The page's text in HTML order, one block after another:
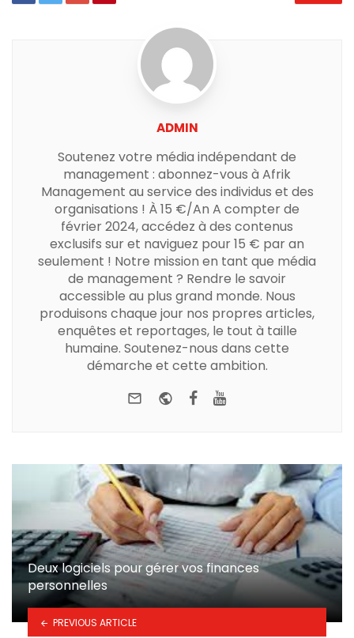
ADMIN
Soutenez votre média indépendant de
management : abonnez-vous à Afrik
Management au service des individus et des
organisations ! À 15 €/An A compter de
février 2024, accédez à des contenus
exclusifs sur et naviguez pour 15 € par an
seulement ! Notre mission en tant que média
de management ? Rendre le savoir
accessible au plus grand monde. Nous
produisons chaque jour nos propres articles,
enquêtes et reportages, le tout à taille
humaine. Soutenez-nous dans cette
démarche et cette ambition.
e-mailWebsiteFacebook
Deux logiciels pour gérer vos finances
personnelles
PREVIOUS ARTICLE